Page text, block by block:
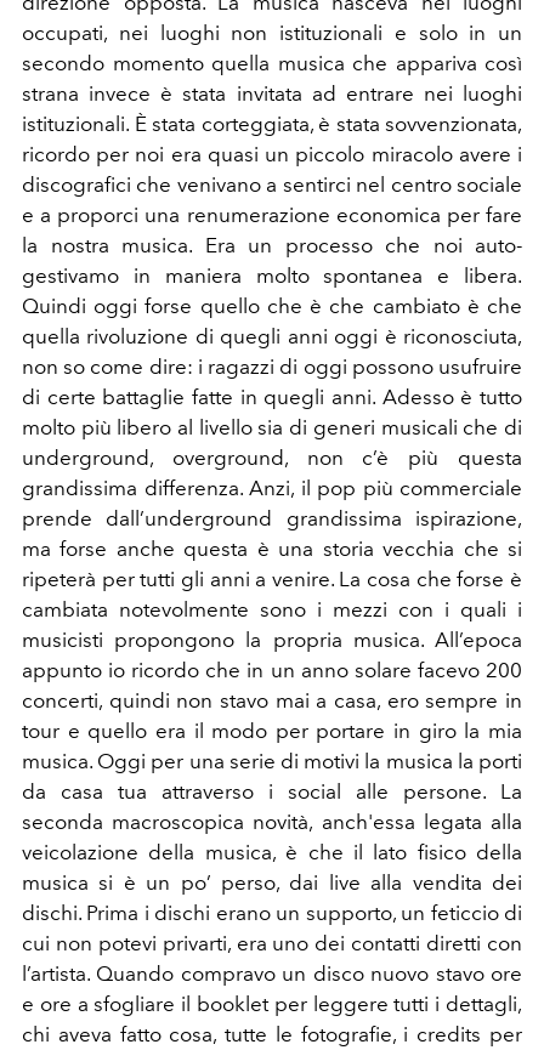
occupati, nei luoghi non istituzionali e solo in un
secondo momento quella musica che appariva così
strana invece è stata invitata ad entrare nei luoghi
istituzionali. È stata corteggiata, è stata sovvenzionata,
ricordo per noi era quasi un piccolo miracolo avere i
discografici che venivano a sentirci nel centro sociale
e a proporci una renumerazione economica per fare
la nostra musica. Era un processo che noi auto-
gestivamo in maniera molto spontanea e libera.
Quindi oggi forse quello che è che cambiato è che
quella rivoluzione di quegli anni oggi è riconosciuta,
non so come dire: i ragazzi di oggi possono usufruire
di certe battaglie fatte in quegli anni. Adesso è tutto
molto più libero al livello sia di generi musicali che di
underground, overground, non c’è più questa
grandissima differenza. Anzi, il pop più commerciale
prende dall’underground grandissima ispirazione,
ma forse anche questa è una storia vecchia che si
ripeterà per tutti gli anni a venire. La cosa che forse è
cambiata notevolmente sono i mezzi con i quali i
musicisti propongono la propria musica. All’epoca
appunto io ricordo che in un anno solare facevo 200
concerti, quindi non stavo mai a casa, ero sempre in
tour e quello era il modo per portare in giro la mia
musica. Oggi per una serie di motivi la musica la porti
da casa tua attraverso i social alle persone. La
seconda macroscopica novità, anch'essa legata alla
veicolazione della musica, è che il lato fisico della
musica si è un po’ perso, dai live alla vendita dei
dischi. Prima i dischi erano un supporto, un feticcio di
cui non potevi privarti, era uno dei contatti diretti con
l’artista. Quando compravo un disco nuovo stavo ore
e ore a sfogliare il booklet per leggere tutti i dettagli,
chi aveva fatto cosa, tutte le fotografie, i credits per